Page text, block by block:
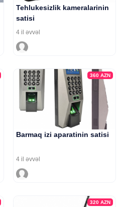
Tehlukesizlik kameralarinin
satisi
4 il əvvəl
360 AZN
Barmaq izi aparatinin satisi
4 il əvvəl
320 AZN